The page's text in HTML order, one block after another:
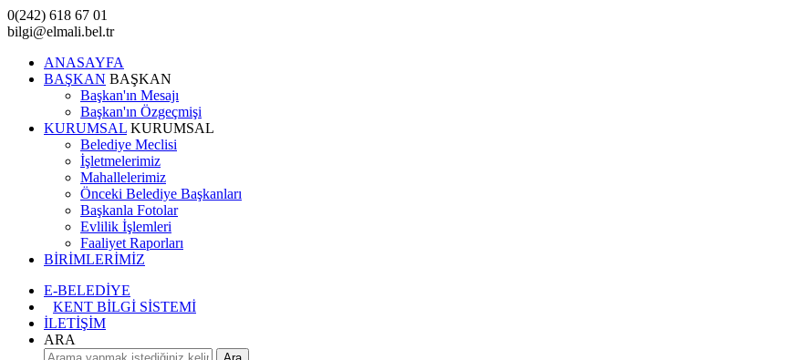
0(242) 618 67 01
bilgi@elmali.bel.tr
ANASAYFA
BAŞKAN BAŞKAN
Başkan'ın Mesajı
Başkan'ın Özgeçmişi
KURUMSAL KURUMSAL
Belediye Meclisi
İşletmelerimiz
Mahallelerimiz
Önceki Belediye Başkanları
Başkanla Fotolar
Evlilik İşlemleri
Faaliyet Raporları
BİRİMLERİMİZ
E-BELEDİYE
KENT BİLGİ SİSTEMİ
İLETİŞİM
ARA